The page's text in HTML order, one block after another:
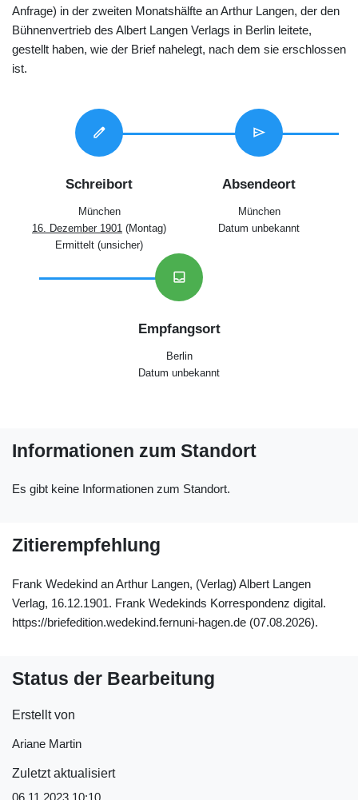
Anfrage) in der zweiten Monatshälfte an Arthur Langen, der den
Bühnenvertrieb des Albert Langen Verlags in Berlin leitete,
gestellt haben, wie der Brief nahelegt, nach dem sie erschlossen
ist.
edit
Schreibort
München
16. Dezember 1901 (Montag)
Ermittelt (unsicher)
send
Absendeort
München
Datum unbekannt
inbox
Empfangsort
Berlin
Datum unbekannt
Informationen zum Standort
Es gibt keine Informationen zum Standort.
Zitierempfehlung
Frank Wedekind an Arthur Langen, (Verlag) Albert Langen
Verlag, 16.12.1901. Frank Wedekinds Korrespondenz digital.
https://briefedition.wedekind.fernuni-hagen.de (07.08.2026).
Status der Bearbeitung
Erstellt von
Ariane Martin
Zuletzt aktualisiert
06.11.2023 10:10